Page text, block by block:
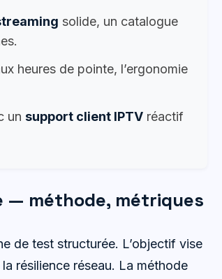
solide, un catalogue
heures de pointe, l’ergonomie
un support client IPTV réactif
— méthode, métriques
de test structurée. L’objectif vise
la résilience réseau. La méthode